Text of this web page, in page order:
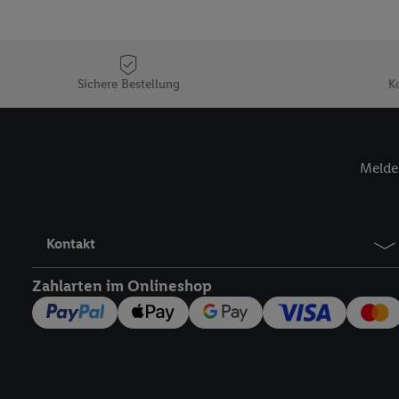
Sichere Bestellung
Kontakt
Zahlarten im Onlineshop
Sofern Sie hier Ihre
Verantwortlichkeit mit
zu erstellen (die
können, um Sie in von
Adresse in
Zudem erlauben Sie
den Lidl-Diensten
Wenn das der Fall ist,
verwenden, um Sie
werden, damit wir
Nutzung der Utiq-
widerrufen - jederzeit
Telekommunikations-